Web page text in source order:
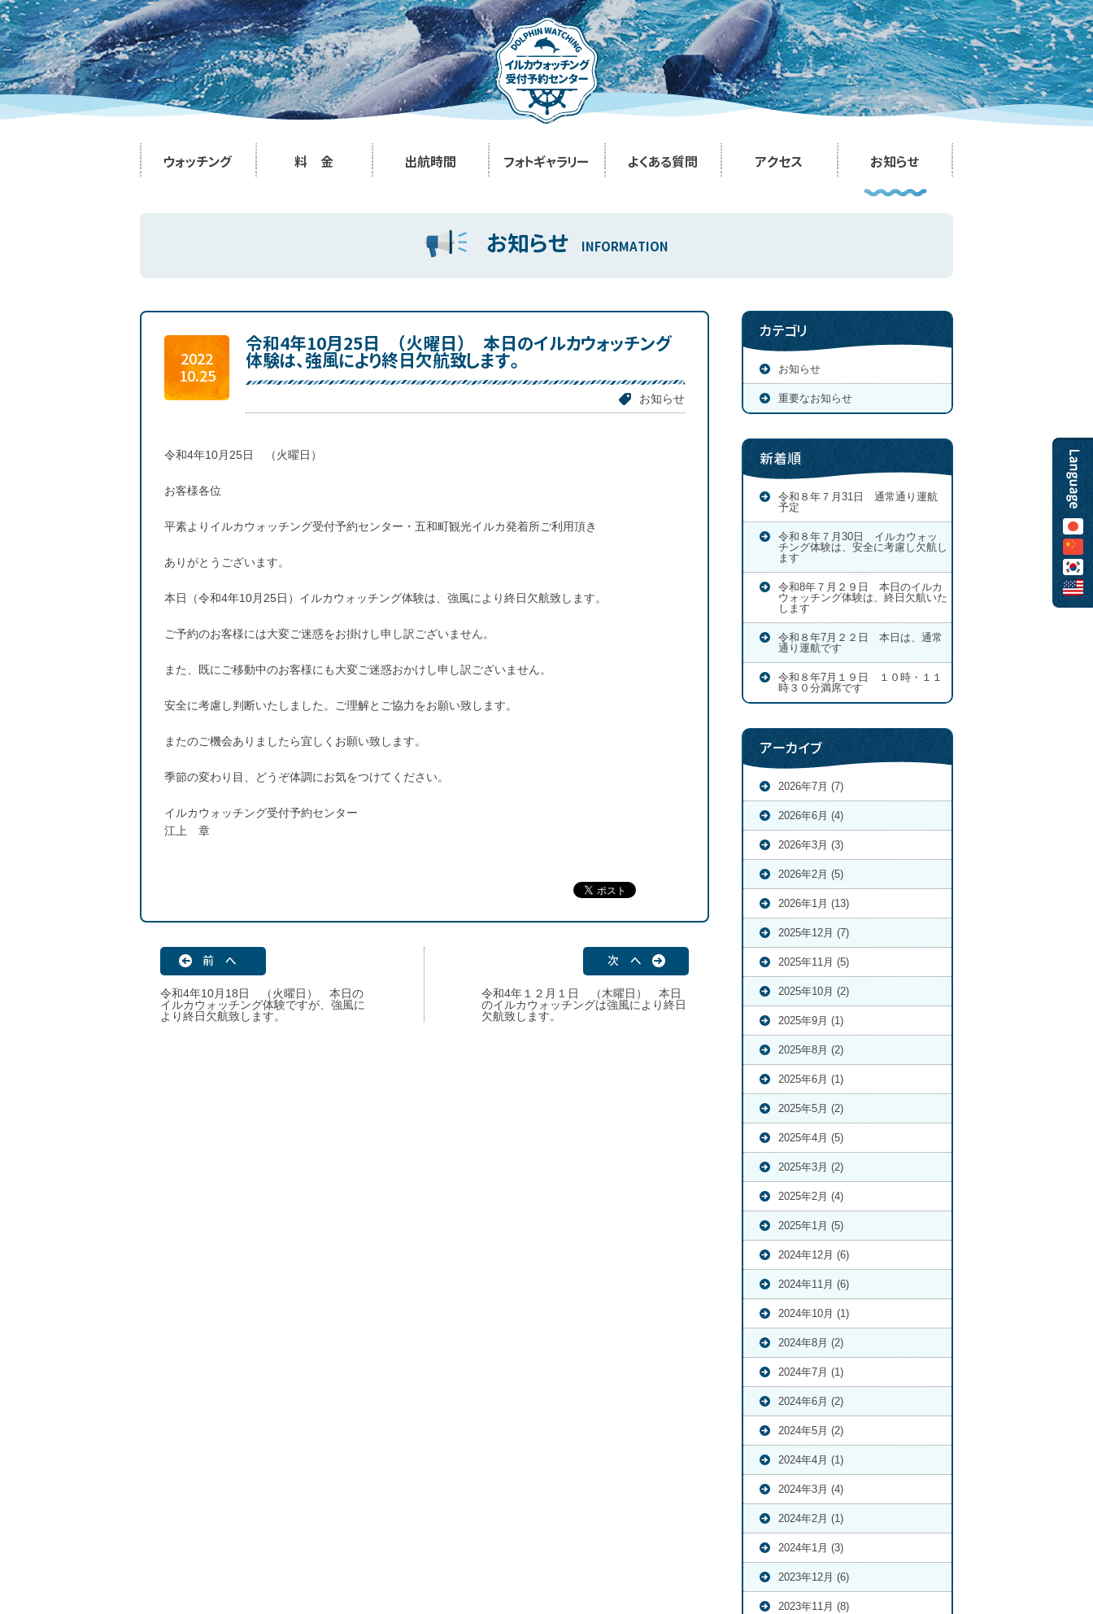
ウォッチング 料 金 出航時間 フォトギャラリー よくある質問 アクセス お知らせ
お知らせ INFORMATION
2022
10.25
令和4年10月25日 （火曜日） 本日のイルカウォッチング
体験は、強風により終日欠航致します。
お知らせ
令和4年10月25日 （火曜日）
お客様各位
平素よりイルカウォッチング受付予約センター・五和町観光イルカ発着所ご利用頂き
ありがとうございます。
本日（令和4年10月25日）イルカウォッチング体験は、強風により終日欠航致します。
ご予約のお客様には大変ご迷惑をお掛けし申し訳ございません。
また、既にご移動中のお客様にも大変ご迷惑おかけし申し訳ございません。
安全に考慮し判断いたしました。ご理解とご協力をお願い致します。
またのご機会ありましたら宜しくお願い致します。
季節の変わり目、どうぞ体調にお気をつけてください。
イルカウォッチング受付予約センター
江上 章
前 へ
令和4年10月18日 （火曜日） 本日の
イルカウォッチング体験ですが、強風に
より終日欠航致します。
次 へ
令和4年１２月１日 （木曜日） 本日
のイルカウォッチングは強風により終日
欠航致します。
カテゴリ
お知らせ
重要なお知らせ
新着順
令和８年７月31日 通常通り運航
予定
令和８年７月30日 イルカウォッ
チング体験は、安全に考慮し欠航し
ます
令和8年７月２９日 本日のイルカ
ウォッチング体験は、終日欠航いた
します
令和８年7月２２日 本日は、通常
通り運航です
令和８年7月１９日 １０時・１１
時３０分満席です
アーカイブ
2026年7月 (7)
2026年6月 (4)
2026年3月 (3)
2026年2月 (5)
2026年1月 (13)
2025年12月 (7)
2025年11月 (5)
2025年10月 (2)
2025年9月 (1)
2025年8月 (2)
2025年6月 (1)
2025年5月 (2)
2025年4月 (5)
2025年3月 (2)
2025年2月 (4)
2025年1月 (5)
2024年12月 (6)
2024年11月 (6)
2024年10月 (1)
2024年8月 (2)
2024年7月 (1)
2024年6月 (2)
2024年5月 (2)
2024年4月 (1)
2024年3月 (4)
2024年2月 (1)
2024年1月 (3)
2023年12月 (6)
2023年11月 (8)